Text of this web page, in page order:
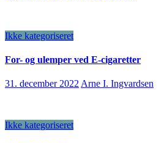
Ikke kategoriseret
For- og ulemper ved E-cigaretter
31. december 2022 Arne I. Ingvardsen
Ikke kategoriseret